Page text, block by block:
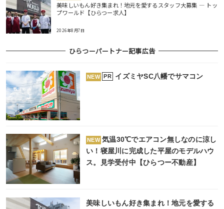
美味しいもん好き集まれ！地元を愛するスタッフ大募集 ― トッ
プワールド【ひらつー求人】
2026年8月7日
ひらつーパートナー記事広告
NEW PR イズミヤSC八幡でサマコン
NEW 気温30℃でエアコン無しなのに涼し
い！寝屋川に完成した平屋のモデルハウ
ス。見学受付中【ひらつー不動産】
美味しいもん好き集まれ！地元を愛する